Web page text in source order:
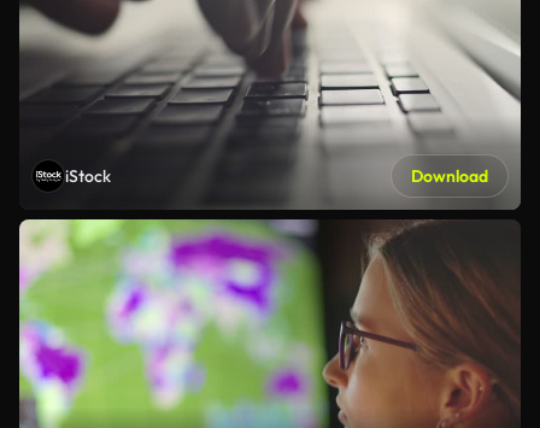
iStock Download